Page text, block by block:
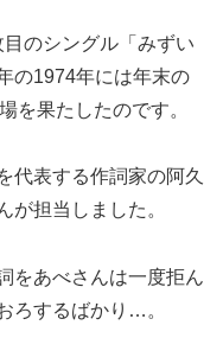
のシングル「みずい
の1974年には年末の
を果たしたのです。
代表する作詞家の阿久
が担当しました。
をあべさんは一度拒ん
ろするばかり…。